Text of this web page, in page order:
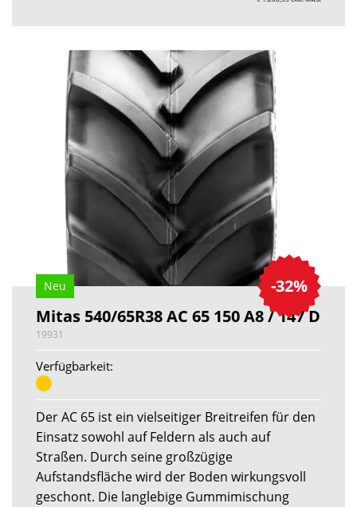
-32%
Neu
Mitas 540/65R38 AC 65 150 A8 / 147 D
19931
Verfügbarkeit:
Der AC 65 ist ein vielseitiger Breitreifen für den
Einsatz sowohl auf Feldern als auch auf
Straßen. Durch seine großzügige
Aufstandsfläche wird der Boden wirkungsvoll
geschont. Die langlebige Gummimischung